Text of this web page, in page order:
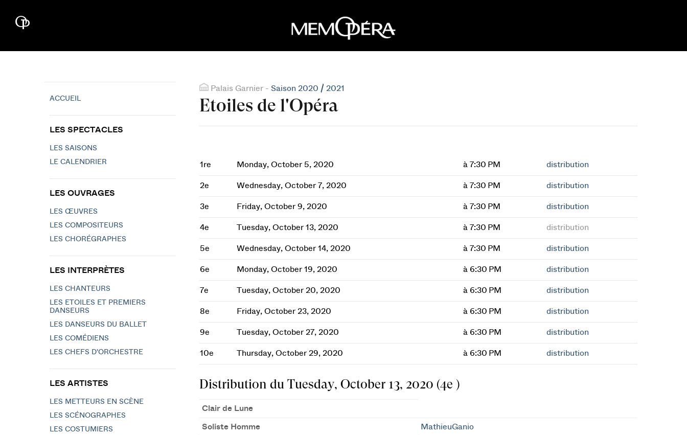
Palais Garnier - Saison 2020 / 2021
Etoiles de l'Opéra
1re Monday, October 5, 2020 à 7:30 PM distribution
2e Wednesday, October 7, 2020 à 7:30 PM distribution
3e Friday, October 9, 2020 à 7:30 PM distribution
4e Tuesday, October 13, 2020 à 7:30 PM distribution
5e Wednesday, October 14, 2020 à 7:30 PM distribution
6e Monday, October 19, 2020 à 6:30 PM distribution
7e Tuesday, October 20, 2020 à 6:30 PM distribution
8e Friday, October 23, 2020 à 6:30 PM distribution
9e Tuesday, October 27, 2020 à 6:30 PM distribution
10e Thursday, October 29, 2020 à 6:30 PM distribution
Distribution du Tuesday, October 13, 2020 (4e )
Clair de Lune
Soliste Homme MathieuGanio
ACCUEIL
LES SPECTACLES
LES SAISONS
LE CALENDRIER
LES OUVRAGES
LES ŒUVRES
LES COMPOSITEURS
LES CHORÉGRAPHES
LES INTERPRÈTES
LES CHANTEURS
LES ETOILES ET PREMIERS
DANSEURS
LES DANSEURS DU BALLET
LES COMÉDIENS
LES CHEFS D'ORCHESTRE
LES ARTISTES
LES METTEURS EN SCÈNE
LES SCÉNOGRAPHES
LES COSTUMIERS